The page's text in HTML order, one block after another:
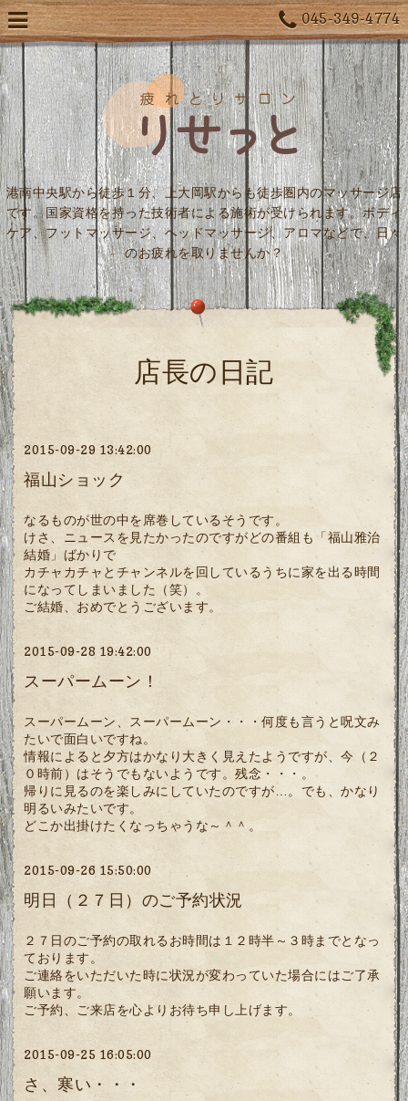
045-349-4774
港南中央駅から徒歩１分、上大岡駅からも徒歩圏内のマッサージ店
です。国家資格を持った技術者による施術が受けられます。ボディ
ケア、フットマッサージ、ヘッドマッサージ、アロマなどで、日々
のお疲れを取りませんか？
店長の日記
2015-09-29 13:42:00
福山ショック
なるものが世の中を席巻しているそうです。
けさ、ニュースを見たかったのですがどの番組も「福山雅治
結婚」ばかりで
カチャカチャとチャンネルを回しているうちに家を出る時間
になってしまいました（笑）。
ご結婚、おめでとうございます。
2015-09-28 19:42:00
スーパームーン！
スーパームーン、スーパームーン・・・何度も言うと呪文み
たいで面白いですね。
情報によると夕方はかなり大きく見えたようですが、今（２
０時前）はそうでもないようです。残念・・・。
帰りに見るのを楽しみにしていたのですが…。でも、かなり
明るいみたいです。
どこか出掛けたくなっちゃうな～＾＾。
2015-09-26 15:50:00
明日（２７日）のご予約状況
２７日のご予約の取れるお時間は１２時半～３時までとなっ
ております。
ご連絡をいただいた時に状況が変わっていた場合にはご了承
願います。
ご予約、ご来店を心よりお待ち申し上げます。
2015-09-25 16:05:00
さ、寒い・・・